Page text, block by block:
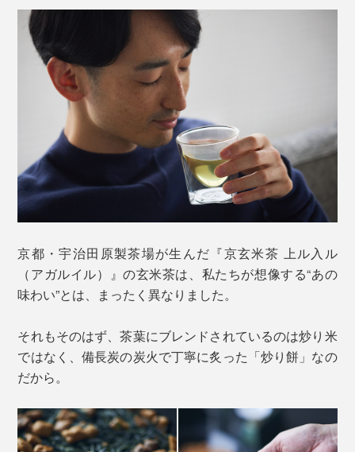
京都・宇治田原製茶場が生んだ『京玄米茶 上ル入ル
（アガルイル）』の玄米茶は、私たちが想像する“あの
味わい”とは、まったく異なりました。
それもそのはず、茶葉にブレンドされているのは炒り米
ではなく、備長炭の炭火で丁寧に炙った「炒り餅」なの
だから。